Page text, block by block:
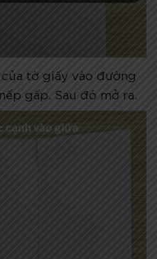
tờ giấy vào đường
gấp. Sau đó mở ra.